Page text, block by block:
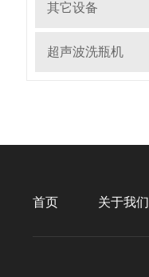
其它设备
超声波洗瓶机
首页 关于我们